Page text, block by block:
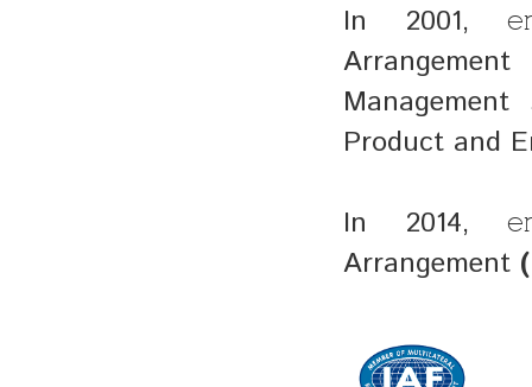
In 2001,
Product and
In 2014,
Arrangement